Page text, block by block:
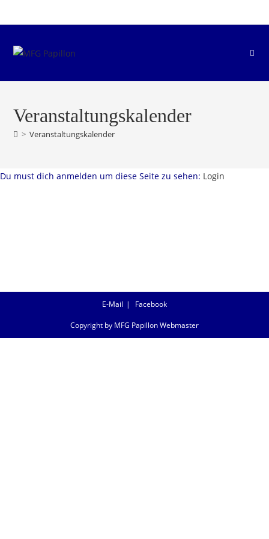
Inhalt
Veranstaltungskalender
> Veranstaltungskalender
Du must dich anmelden um diese Seite zu sehen: Login
E-Mail Facebook
Copyright by MFG Papillon Webmaster